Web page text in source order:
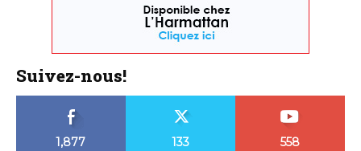
Suivez-nous!
1,877 133 558